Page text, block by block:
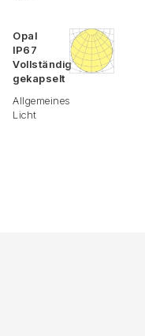
Opal
IP67
Vollständig
gekapselt
Allgemeines
Licht